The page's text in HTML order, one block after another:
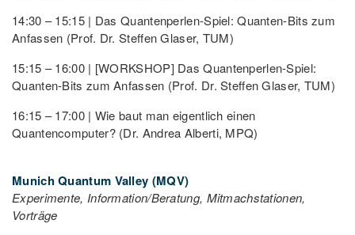
14:30 – 15:15 | Das Quantenperlen-Spiel: Quanten-Bits zum
Anfassen (Prof. Dr. Steffen Glaser, TUM)
15:15 – 16:00 | [WORKSHOP] Das Quantenperlen-Spiel:
Quanten-Bits zum Anfassen (Prof. Dr. Steffen Glaser, TUM)
16:15 – 17:00 | Wie baut man eigentlich einen
Quantencomputer? (Dr. Andrea Alberti, MPQ)
Munich Quantum Valley (MQV)
Experimente, Information/Beratung, Mitmachstationen,
Vorträge